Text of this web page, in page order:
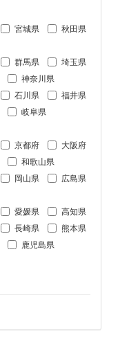
宮城県
秋田県
群馬県
埼玉県
神奈川県
石川県
福井県
岐阜県
京都府
大阪府
和歌山県
岡山県
広島県
愛媛県 高知県
長崎県
熊本県
鹿児島県